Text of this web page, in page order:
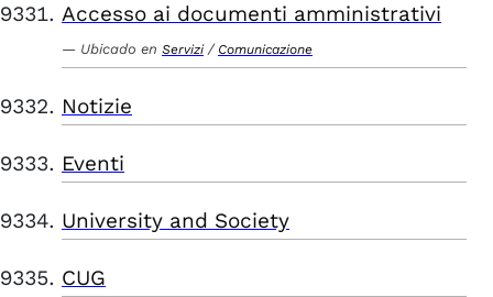
Accesso ai documenti amministrativi
Ubicado en Servizi / Comunicazione
Notizie
Eventi
University and Society
CUG